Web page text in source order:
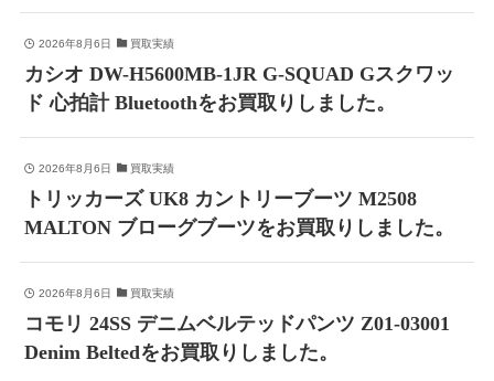
2026年8月6日 買取実績
カシオ DW-H5600MB-1JR G-SQUAD Gスクワッ
ド 心拍計 Bluetoothをお買取りしました。
2026年8月6日 買取実績
トリッカーズ UK8 カントリーブーツ M2508
MALTON ブローグブーツをお買取りしました。
2026年8月6日 買取実績
コモリ 24SS デニムベルテッドパンツ Z01-03001
Denim Beltedをお買取りしました。